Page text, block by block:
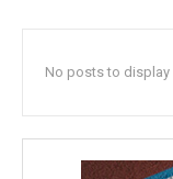
No posts to display